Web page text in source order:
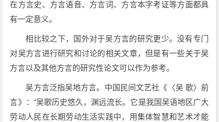
在方言史、方言语音、方言词、方言本字考证等方面都具
有一定意义。
相比较之下，国外对于吴方言的研究更少。没有专门
对吴方言进行研究和讨论的相关文章，但是有一些关于吴
方言以及其他方言的研究性论文可以作为参考。
吴方言泛指吴地方言。中国民间文艺社《〈吴 歌〉前
言》：“吴歌历史悠久，渊远流长。它是我国吴语地区广大
劳动人民在长期劳动生活实践中，用集体智慧和艺术才能